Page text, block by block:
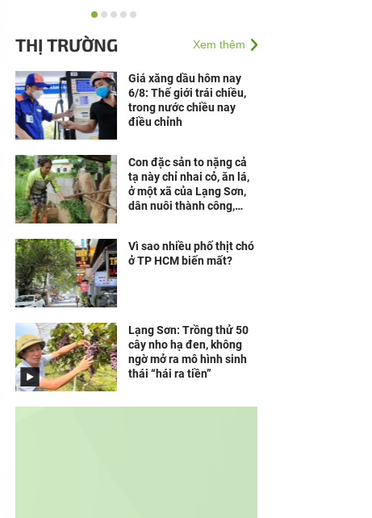
“Hành trình gieo bóng
sống xanh và gắn kết
THỊ TRƯỜNG Xem thêm
Giá xăng dầu hôm nay
6/8: Thế giới trái chiều,
trong nước chiều nay
điều chỉnh
Con đặc sản to nặng cả
tạ này chỉ nhai cỏ, ăn lá,
ở một xã của Lạng Sơn,
dân nuôi thành công,
Vì sao nhiều phố thịt chó
ở TP HCM biến mất?
Lạng Sơn: Trồng thử 50
cây nho hạ đen, không
ngờ mở ra mô hình sinh
thái “hái ra tiền”